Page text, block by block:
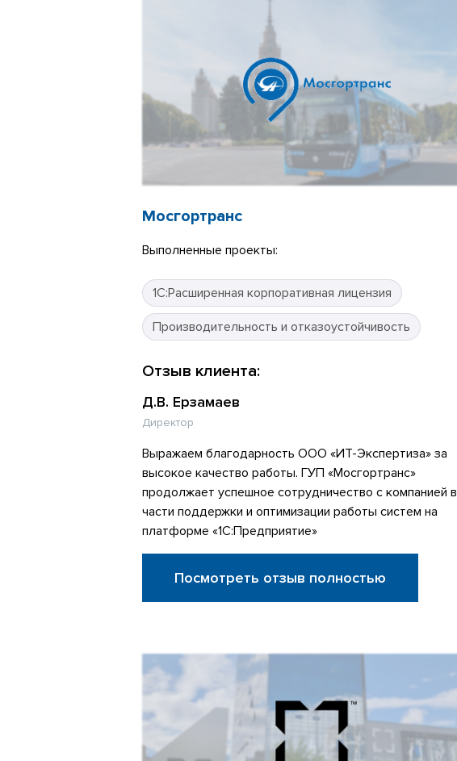
Мосгортранс
Выполненные проекты:
1С:Расширенная корпоративная лицензия
Производительность и отказоустойчивость
Отзыв клиента:
Д.В. Ерзамаев
Директор
Выражаем благодарность ООО «ИТ-Экспертиза» за
высокое качество работы. ГУП «Мосгортранс»
продолжает успешное сотрудничество с компанией в
части поддержки и оптимизации работы систем на
платформе «1С:Предприятие»
Посмотреть отзыв полностью